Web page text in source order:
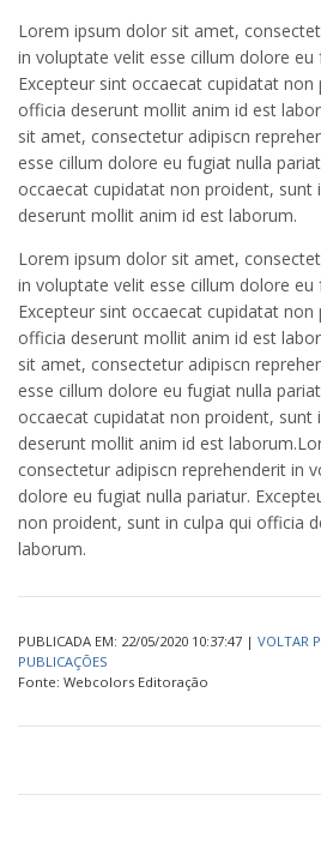
Lorem ipsum dolor sit amet,
in voluptate velit esse cillum dolore eu
Excepteur sint occaecat cupidatat
officia deserunt mollit anim id est
sit amet, consectetur adipiscn
esse cillum dolore eu fugiat nulla
occaecat cupidatat non proident, sunt
deserunt mollit anim id est laborum.
Lorem ipsum dolor sit amet,
in voluptate velit esse cillum dolore eu
Excepteur sint occaecat cupidatat
officia deserunt mollit anim id est
sit amet, consectetur adipiscn
esse cillum dolore eu fugiat nulla
occaecat cupidatat non proident, sunt
deserunt mollit anim id est
consectetur adipiscn reprehenderit in
dolore eu fugiat nulla pariatur.
non proident, sunt in culpa qui officia
laborum.
PUBLICADA EM: 22/05/2020 10:37:47 | VOLTAR
PUBLICAÇÕES
Fonte: Webcolors Editoração